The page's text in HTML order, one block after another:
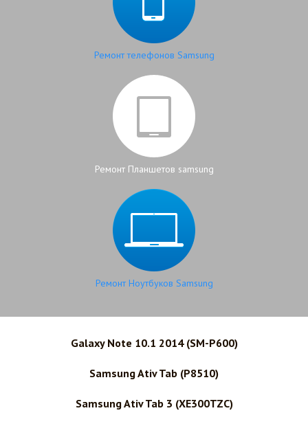
Ремонт телефонов Samsung
Ремонт Планшетов samsung
Ремонт Ноутбуков Samsung
Galaxy Note 10.1 2014 (SM-P600)
Samsung Ativ Tab (P8510)
Samsung Ativ Tab 3 (XE300TZC)